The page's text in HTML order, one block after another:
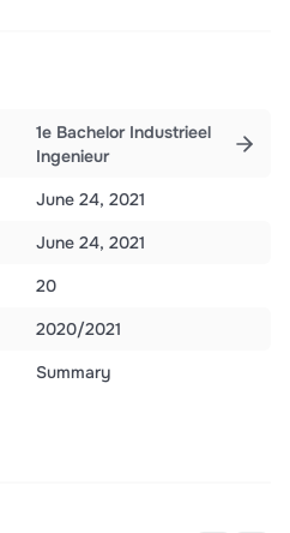
1e Bachelor Industrieel
Ingenieur
June 24, 2021
June 24, 2021
20
2020/2021
Summary